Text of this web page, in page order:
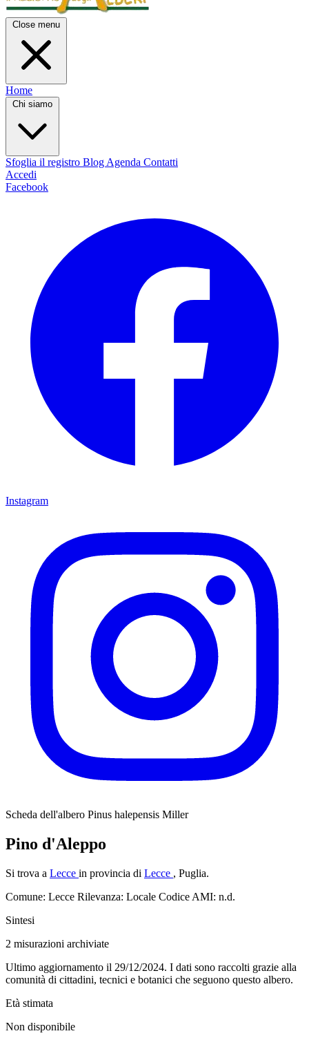
Close menu
Home
Chi siamo
Sfoglia il registro Blog Agenda Contatti
Accedi
Facebook
Instagram
Scheda dell'albero Pinus halepensis Miller
Pino d'Aleppo
Si trova a Lecce in provincia di Lecce , Puglia.
Comune: Lecce Rilevanza: Locale Codice AMI: n.d.
Sintesi
2 misurazioni archiviate
Ultimo aggiornamento il 29/12/2024. I dati sono raccolti grazie alla
comunità di cittadini, tecnici e botanici che seguono questo albero.
Età stimata
Non disponibile